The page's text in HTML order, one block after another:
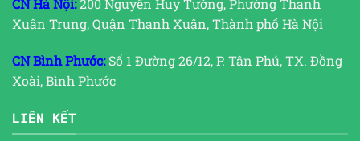
CN Hà Nội:200 Nguyễn Huy Tưởng, Phường Thanh
Xuân Trung, Quận Thanh Xuân, Thành phố Hà Nội
CN Bình Phước:Số 1 Đường 26/12, P. Tân Phú, TX. Đồng
Xoài, Bình Phước
LIÊN KẾT